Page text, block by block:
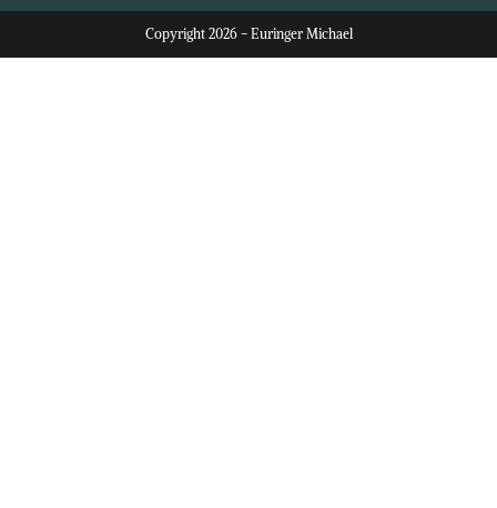
Copyright 2026 - Euringer Michael